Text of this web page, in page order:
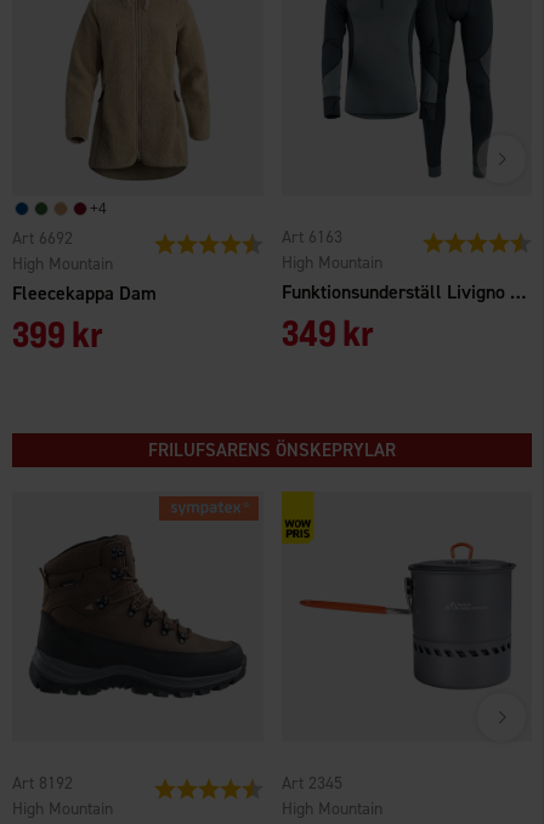
+4
Fleecekappa Dam
High Mountain
Art 6692 Betyg: 4.7 utav 5 stjärnor
399 kr
Funktionsunderställ Livigno Herr
High Mountain
Art 6163 Betyg:
349 kr
FRILUFSARENS ÖNSKEPRYLAR
High Mountain
Art 8192 Betyg: 4.4 utav 5 stjärnor
High Mountain
Art 2345